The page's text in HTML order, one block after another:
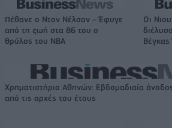
Πέθανε ο Ντον Νέλσον – Έφυγε
από τη ζωή στα 86 του ο
θρύλος του NBA
Οι
Βέγκας
Χρηματιστήριο Αθηνών: Εβδομαδιαία
από τις αρχές του έτους